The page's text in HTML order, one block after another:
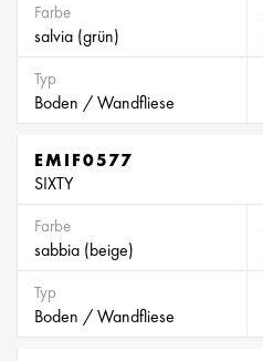
Farbe
salvia (grün)
Typ
Boden / Wandfliese
EMIF0577
SIXTY
Farbe
sabbia (beige)
Typ
Boden / Wandfliese